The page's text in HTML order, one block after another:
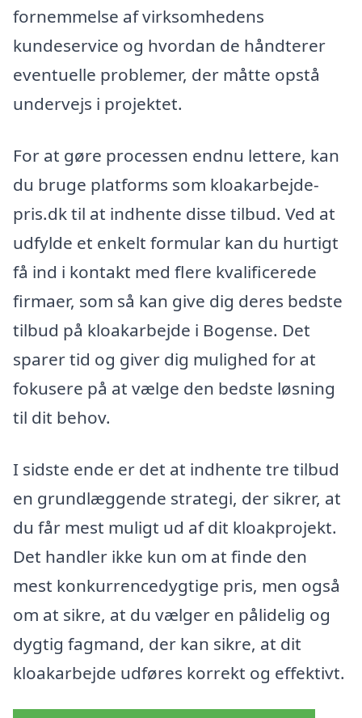
fornemmelse af virksomhedens
kundeservice og hvordan de håndterer
eventuelle problemer, der måtte opstå
undervejs i projektet.
For at gøre processen endnu lettere, kan
du bruge platforms som kloakarbejde-
pris.dk til at indhente disse tilbud. Ved at
udfylde et enkelt formular kan du hurtigt
få ind i kontakt med flere kvalificerede
firmaer, som så kan give dig deres bedste
tilbud på kloakarbejde i Bogense. Det
sparer tid og giver dig mulighed for at
fokusere på at vælge den bedste løsning
til dit behov.
I sidste ende er det at indhente tre tilbud
en grundlæggende strategi, der sikrer, at
du får mest muligt ud af dit kloakprojekt.
Det handler ikke kun om at finde den
mest konkurrencedygtige pris, men også
om at sikre, at du vælger en pålidelig og
dygtig fagmand, der kan sikre, at dit
kloakarbejde udføres korrekt og effektivt.